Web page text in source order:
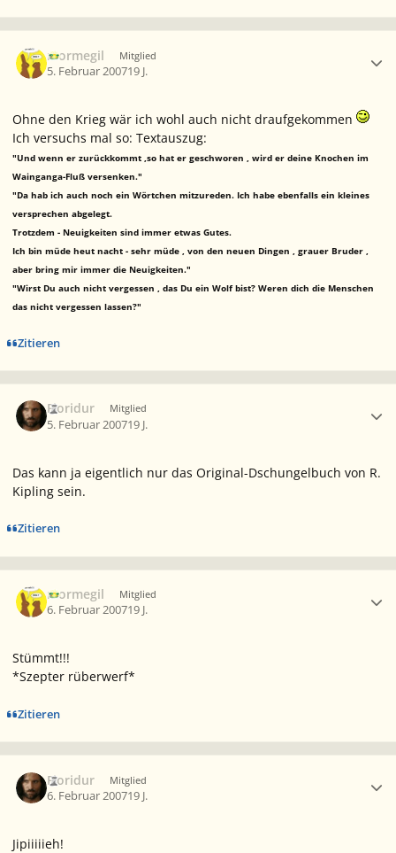
mormegil Mitglied
5. Februar 200719 J.
Ohne den Krieg wär ich wohl auch nicht draufgekommen
Ich versuchs mal so: Textauszug:
"Und wenn er zurückkommt ,so hat er geschworen , wird er deine Knochen im
Wainganga-Fluß versenken."
"Da hab ich auch noch ein Wörtchen mitzureden. Ich habe ebenfalls ein kleines
versprechen abgelegt.
Trotzdem - Neuigkeiten sind immer etwas Gutes.
Ich bin müde heut nacht - sehr müde , von den neuen Dingen , grauer Bruder ,
aber bring mir immer die Neuigkeiten."
"Wirst Du auch nicht vergessen , das Du ein Wolf bist? Weren dich die Menschen
das nicht vergessen lassen?"
Zitieren
Fioridur Mitglied
5. Februar 200719 J.
Das kann ja eigentlich nur das Original-Dschungelbuch von R.
Kipling sein.
Zitieren
mormegil Mitglied
6. Februar 200719 J.
Stümmt!!!
*Szepter rüberwerf*
Zitieren
Fioridur Mitglied
6. Februar 200719 J.
Jipiiiiieh!